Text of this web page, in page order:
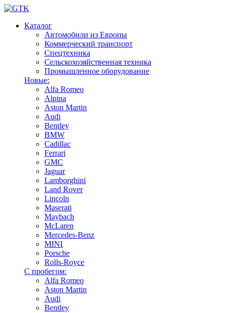
Каталог
Автомобили из Европы
Коммерческий транспорт
Спецтехника
Сельскохозяйственная техника
Промышленное оборудование
Новые:
Alfa Romeo
Alpina
Aston Martin
Audi
Bentley
BMW
Cadillac
Ferrari
GMC
Jaguar
Lamborghini
Land Rover
Lincoln
Maserati
Maybach
McLaren
Mercedes-Benz
MINI
Porsche
Rolls-Royce
С пробегом:
Alfa Romeo
Aston Martin
Audi
Bentley